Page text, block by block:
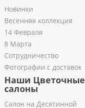
Новинки
Весенняя коллекция
14 Февраля
8 Марта
Сотрудничество
Фотографии с доставок
Наши Цветочные
салоны
Салон на Десятинной